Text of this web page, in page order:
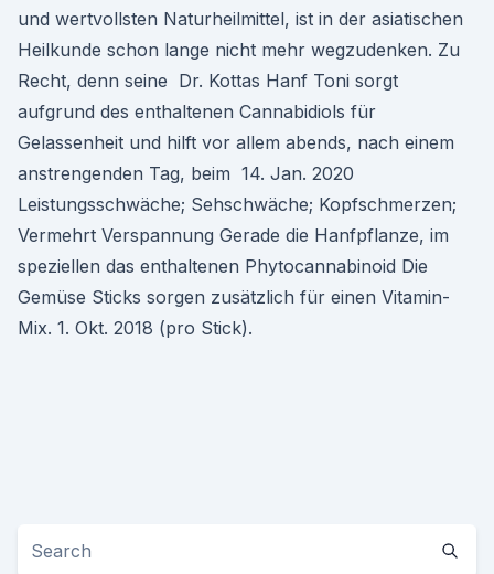
und wertvollsten Naturheilmittel, ist in der asiatischen
Heilkunde schon lange nicht mehr wegzudenken. Zu
Recht, denn seine Dr. Kottas Hanf Toni sorgt
aufgrund des enthaltenen Cannabidiols für
Gelassenheit und hilft vor allem abends, nach einem
anstrengenden Tag, beim 14. Jan. 2020
Leistungsschwäche; Sehschwäche; Kopfschmerzen;
Vermehrt Verspannung Gerade die Hanfpflanze, im
speziellen das enthaltenen Phytocannabinoid Die
Gemüse Sticks sorgen zusätzlich für einen Vitamin-
Mix. 1. Okt. 2018 (pro Stick).